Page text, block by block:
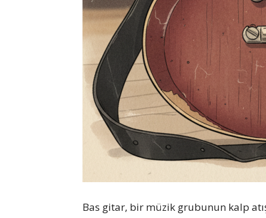
Bas gitar, bir müzik grubunun kalp